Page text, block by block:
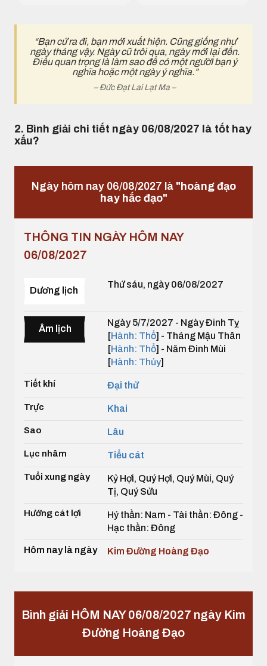
“Bạn cứ ra đi, bạn mới xuất hiện. Cũng giống như
ngày tháng vậy. Ngày cũ trôi qua, ngày mới lại đến.
Điều quan trọng là làm sao để có một ngườI bạn ý
nghĩa hoặc một ngày ý nghĩa.”
– Đức Đạt Lai Lạt Ma –
2. Bình giải chi tiết ngày 06/08/2027 là tốt hay
xấu?
Ngày hôm nay 06/08/2027 là "hoàng đạo
hay hắc đạo"
THÔNG TIN NGÀY HÔM NAY
06/08/2027
Dương lịch
Thứ sáu, ngày 06/08/2027
Âm lịch
Ngày 5/7/2027 - Ngày Đinh Tỵ
[Hành: Thổ] - Tháng Mậu Thân
[Hành: Thổ] - Năm Đinh Mùi
[Hành: Thủy]
Tiết khí Đại thử
Trực Khai
Sao Lâu
Lục nhâm Tiểu cát
Tuổi xung ngày
Kỷ Hợi, Quý Hợi, Quý Mùi, Quý
Tị, Quý Sửu
Hướng cát lợi
Hỷ thần: Nam - Tài thần: Đông -
Hạc thần: Đông
Hôm nay là ngày Kim Đường Hoàng Đạo
Bình giải HÔM NAY 06/08/2027 ngày Kim
Đường Hoàng Đạo